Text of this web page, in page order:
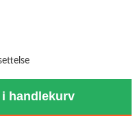
i handlekurv